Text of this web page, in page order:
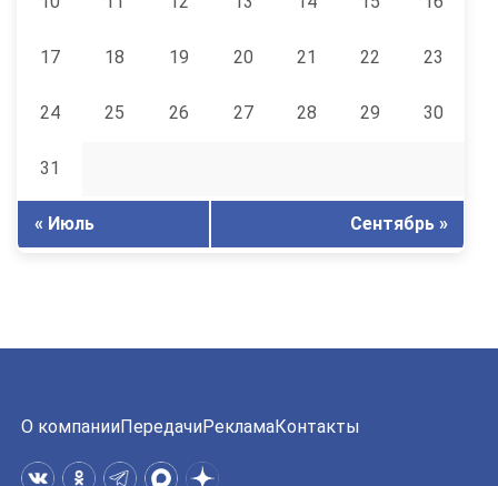
17 18 19 20 21 22 23
24 25 26 27 28 29 30
31
« Июль Сентябрь »
О компанииПередачиРекламаКонтакты